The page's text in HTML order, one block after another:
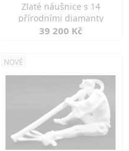
Zlaté náušnice s 14
přírodními diamanty
39 200 Kč
NOVÉ